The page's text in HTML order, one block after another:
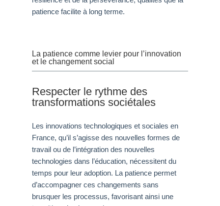
patience facilite à long terme.
La patience comme levier pour l’innovation
et le changement social
Respecter le rythme des
transformations sociétales
Les innovations technologiques et sociales en
France, qu’il s’agisse des nouvelles formes de
travail ou de l’intégration des nouvelles
technologies dans l’éducation, nécessitent du
temps pour leur adoption. La patience permet
d’accompagner ces changements sans
brusquer les processus, favorisant ainsi une